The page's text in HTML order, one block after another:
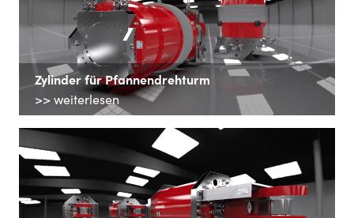
Zylinder für Pfannendrehturm
>> weiterlesen